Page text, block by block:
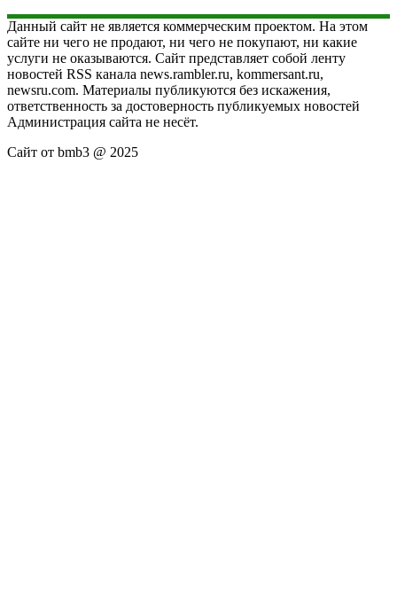
Данный сайт не является коммерческим проектом. На этом
сайте ни чего не продают, ни чего не покупают, ни какие
услуги не оказываются. Сайт представляет собой ленту
новостей RSS канала news.rambler.ru, kommersant.ru,
newsru.com. Материалы публикуются без искажения,
ответственность за достоверность публикуемых новостей
Администрация сайта не несёт.
Сайт от bmb3 @ 2025